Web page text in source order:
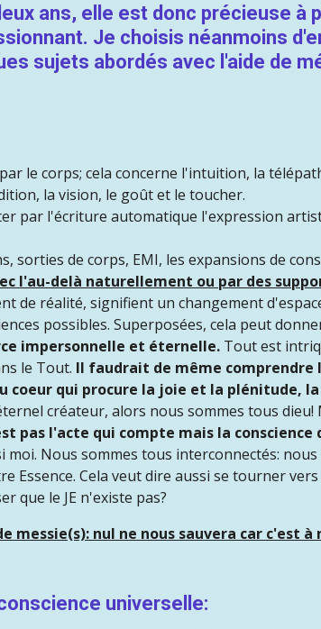
ans, elle est donc précieuse à
Je choisis néanmoins
sujets abordés avec l'aide de
le corps; cela concerne l'intuition, la
la vision, le goût et le toucher.
par l'écriture automatique l'expression
sorties de corps, EMI, les expansions de
l'au-delà naturellement ou par des
de réalité, signifient un changement
possibles. Superposées, cela peut
impersonnelle et éternelle. Tout est
le Tout. Il faudrait de même comprendre
coeur qui procure la joie et la plénitude,
créateur, alors nous sommes tous dieu!
pas l'acte qui compte mais la
moi. Nous sommes tous interconnectés:
Cela veut dire aussi se tourner
que le JE n'existe pas?
messie(s): nul ne nous sauvera car c'est
universelle: